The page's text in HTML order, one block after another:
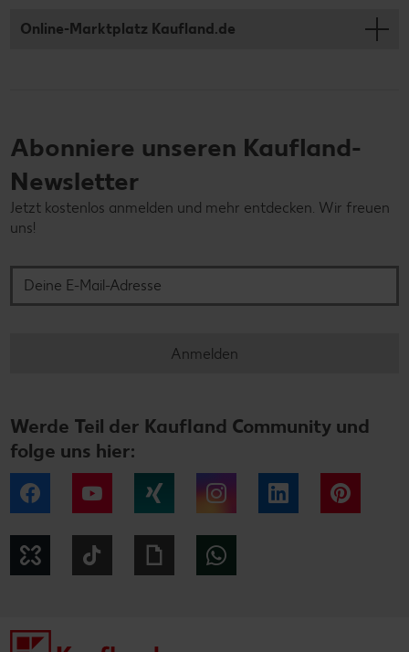
Online-Marktplatz Kaufland.de
Abonniere unseren Kaufland-
Newsletter
Jetzt kostenlos anmelden und mehr entdecken. Wir freuen
uns!
Anmelden
Werde Teil der Kaufland Community und
folge uns hier:
Facebook YouTube Instagram LinkedIn
Kununu Giphy